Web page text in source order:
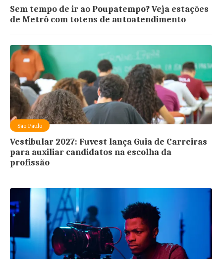
Sem tempo de ir ao Poupatempo? Veja estações
de Metrô com totens de autoatendimento
São Paulo
Vestibular 2027: Fuvest lança Guia de Carreiras
para auxiliar candidatos na escolha da
profissão